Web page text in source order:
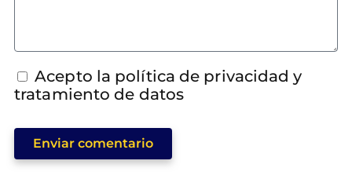
Acepto la política de privacidad y
tratamiento de datos
Enviar comentario